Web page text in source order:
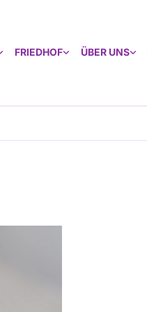
FRIEDHOF ÜBER UNS